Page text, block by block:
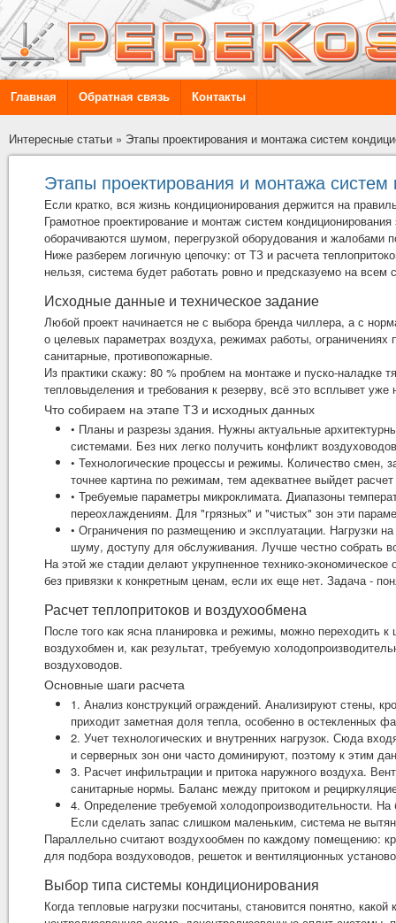
Главная Обратная связь Контакты
Интересные статьи » Этапы проектирования и монтажа систем
Этапы проектирования и монтажа систем
Если кратко, вся жизнь кондиционирования держится на
Грамотное проектирование и монтаж систем кондиционирования
оборачиваются шумом, перегрузкой оборудования и жалобами
Ниже разберем логичную цепочку: от ТЗ и расчета
нельзя, система будет работать ровно и предсказуемо на всем
Исходные данные и техническое задание
Любой проект начинается не с выбора бренда чиллера, а с
о целевых параметрах воздуха, режимах работы,
санитарные, противопожарные.
Из практики скажу: 80 % проблем на монтаже и пуско-наладке
тепловыделения и требования к резерву, всё это всплывет уже
Что собираем на этапе ТЗ и исходных данных
• Планы и разрезы здания. Нужны актуальные
системами. Без них легко получить конфликт
• Технологические процессы и режимы. Количество
точнее картина по режимам, тем адекватнее выйдет расчет
• Требуемые параметры микроклимата. Диапазоны
переохлаждениям. Для "грязных" и "чистых" зон эти
• Ограничения по размещению и эксплуатации. Нагрузки
шуму, доступу для обслуживания. Лучше честно собрать
На этой же стадии делают укрупненное технико-
без привязки к конкретным ценам, если их еще нет. Задача -
Расчет теплопритоков и воздухообмена
После того как ясна планировка и режимы, можно переходить
воздухобмен и, как результат, требуемую
воздуховодов.
Основные шаги расчета
1. Анализ конструкций ограждений. Анализируют стены,
приходит заметная доля тепла, особенно в остекленных
2. Учет технологических и внутренних нагрузок. Сюда
и серверных зон они часто доминируют, поэтому к этим
3. Расчет инфильтрации и притока наружного воздуха.
санитарные нормы. Баланс между притоком и
4. Определение требуемой холодопроизводительности.
Если сделать запас слишком маленьким, система не
Параллельно считают воздухообмен по каждому помещению:
для подбора воздуховодов, решеток и вентиляционных
Выбор типа системы кондиционирования
Когда тепловые нагрузки посчитаны, становится понятно,